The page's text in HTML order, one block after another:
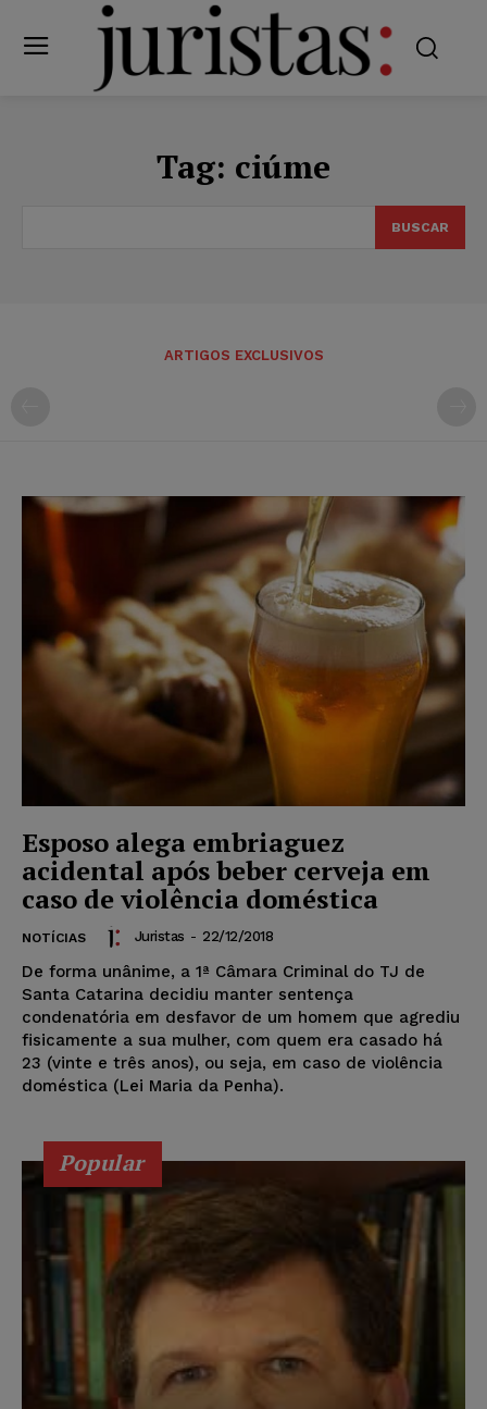
Tag: ciúme
BUSCAR
ARTIGOS EXCLUSIVOS
Esposo alega embriaguez
acidental após beber cerveja em
caso de violência doméstica
NOTÍCIAS Juristas - 22/12/2018
De forma unânime, a 1ª Câmara Criminal do TJ de
Santa Catarina decidiu manter sentença
condenatória em desfavor de um homem que agrediu
fisicamente a sua mulher, com quem era casado há
23 (vinte e três anos), ou seja, em caso de violência
doméstica (Lei Maria da Penha).
Popular